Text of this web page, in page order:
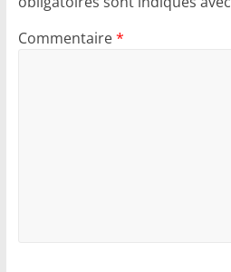
Commentaire*